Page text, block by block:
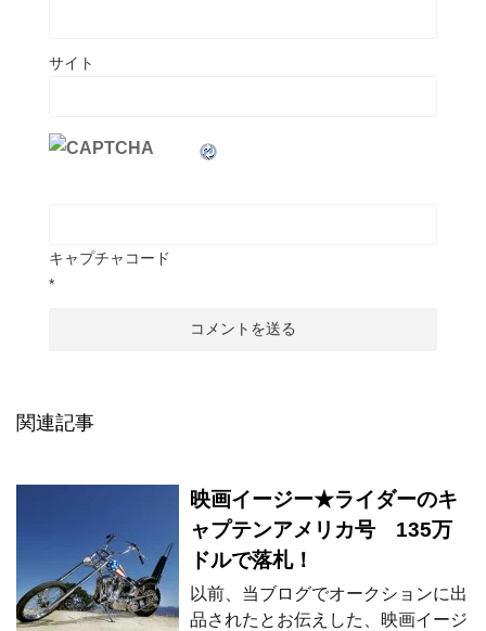
サイト
キャプチャコード
*
関連記事
映画イージー★ライダーのキ
ャプテンアメリカ号 135万
ドルで落札！
以前、当ブログでオークションに出
品されたとお伝えした、映画イージ